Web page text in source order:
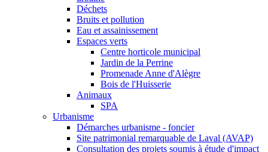
Déchets
Bruits et pollution
Eau et assainissement
Espaces verts
Centre horticole municipal
Jardin de la Perrine
Promenade Anne d'Alègre
Bois de l'Huisserie
Animaux
SPA
Urbanisme
Démarches urbanisme - foncier
Site patrimonial remarquable de Laval (AVAP)
Consultation des projets soumis à étude d'impact